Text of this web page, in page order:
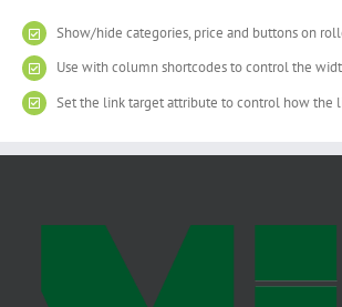
Show/hide categories, price and buttons on
Use with column shortcodes to control the
Set the link target attribute to control how the